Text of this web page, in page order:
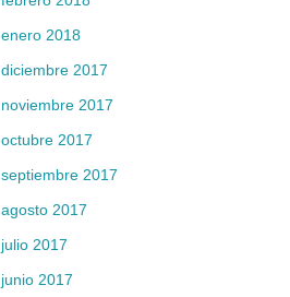
enero 2018
diciembre 2017
noviembre 2017
octubre 2017
septiembre 2017
agosto 2017
julio 2017
junio 2017